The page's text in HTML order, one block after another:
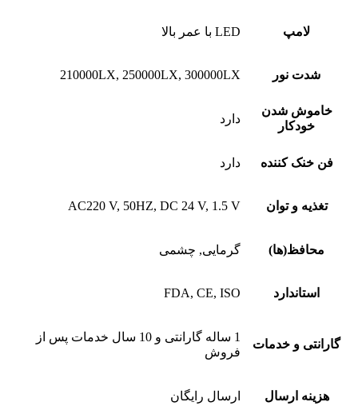
لامپ LED با عمر بالا
شدت نور 210000LX, 250000LX, 300000LX
خاموش شدن
خودکار
دارد
فن خنک کننده دارد
تغذیه و توان AC220 V, 50HZ, DC 24 V, 1.5 V
محافظ(ها) گرمایی, چشمی
استاندارد FDA, CE, ISO
گارانتی و خدمات
1 ساله گارانتی و 10 سال خدمات پس از
فروش
هزینه ارسال ارسال رایگان